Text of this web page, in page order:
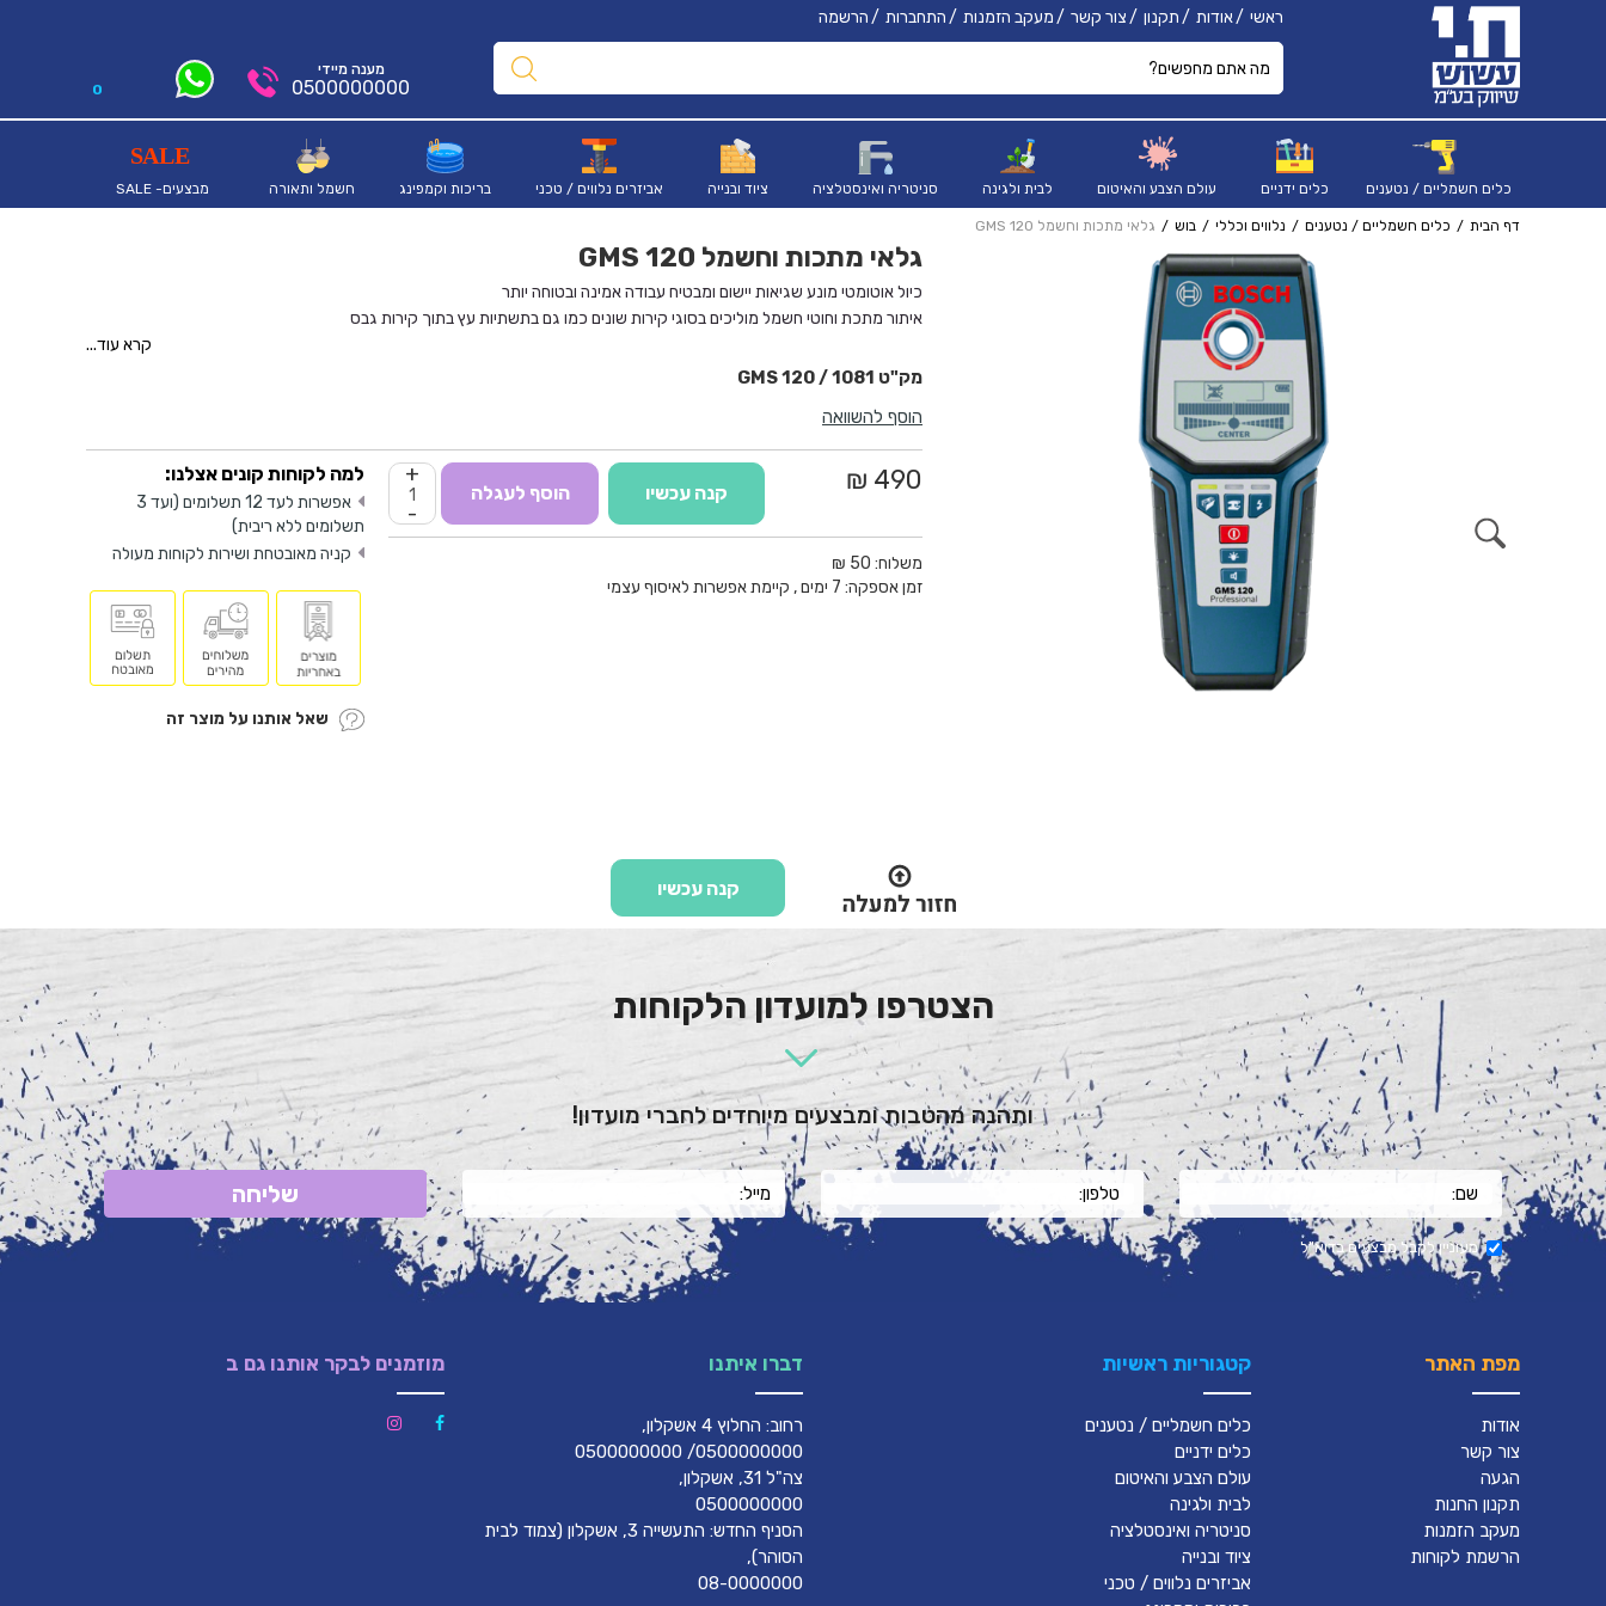
0
ראשי אודות תקנון צור קשר מעקב הזמנות התחברות הרשמה
כלים חשמליים / נטענים כלים ידניים עולם הצבע והאיטום לבית ולגינה סניטריה ואינסטלציה ציוד ובנייה אביזרים נלווים / טכני בריכות וקמפינג חשמל ותאורה מבצעים- SALE
מענה מיידי
0500000000
דף הבית כלים חשמליים / נטענים נלווים וכללי בוש גלאי מתכות וחשמל GMS 120
גלאי מתכות וחשמל GMS 120
כיול אוטומטי מונע שגיאות יישום ומבטיח עבודה אמינה ובטוחה יותר
איתור מתכת וחוטי חשמל מוליכים בסוגי קירות שונים כמו גם בתשתיות עץ בתוך קירות גבס
קרא עוד...
הוסף להשוואה
490 ₪
-
+
הוסף לעגלה קנה עכשיו
משלוח: 50 ₪
זמן אספקה: 7 ימים, קיימת אפשרות לאיסוף עצמי
למה לקוחות קונים אצלנו:
אפשרות לעד 12 תשלומים (ועד 3
תשלומים ללא ריבית)
קניה מאובטחת ושירות לקוחות מעולה
שאל אותנו על מוצר זה
קנה עכשיו
הצטרפו למועדון הלקוחות
ותהנה מהטבות ומבצעים מיוחדים לחברי מועדון!
שליחה
מעוניין לקבל מבצעים בדוא"ל
מפת האתר
אודות
צור קשר
הגעה
תקנון החנות
מעקב הזמנות
הרשמת לקוחות
קטגוריות ראשיות
כלים חשמליים / נטענים
כלים ידניים
עולם הצבע והאיטום
לבית ולגינה
סניטריה ואינסטלציה
ציוד ובנייה
אביזרים נלווים / טכני
דברו איתנו
רחוב: החלוץ 4 אשקלון,
0500000000/ 0500000000
צה"ל 31, אשקלון,
0500000000
הסניף החדש: התעשייה 3, אשקלון (צמוד לבית
הסוהר),
08-0000000
מוזמנים לבקר אותנו גם ב